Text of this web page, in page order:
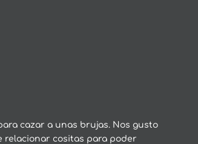
cazar a unas brujas. Nos gusto
relacionar cositas para poder